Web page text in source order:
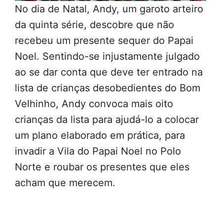
No dia de Natal, Andy, um garoto arteiro
da quinta série, descobre que não
recebeu um presente sequer do Papai
Noel. Sentindo-se injustamente julgado
ao se dar conta que deve ter entrado na
lista de crianças desobedientes do Bom
Velhinho, Andy convoca mais oito
crianças da lista para ajudá-lo a colocar
um plano elaborado em prática, para
invadir a Vila do Papai Noel no Polo
Norte e roubar os presentes que eles
acham que merecem.